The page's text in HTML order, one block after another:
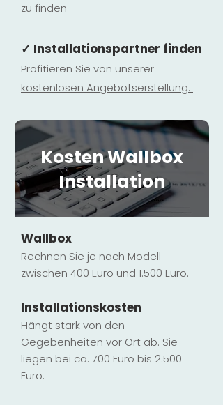
zu finden
✓ Installationspartner finden
Profitieren Sie von unserer
kostenlosen Angebotserstellung.
Kosten Wallbox
Installation
Wallbox
Rechnen Sie je nach Modell
zwischen 400 Euro und 1.500 Euro.
Installationskosten
Hängt stark von den
Gegebenheiten vor Ort ab. Sie
liegen bei ca. 700 Euro bis 2.500
Euro.